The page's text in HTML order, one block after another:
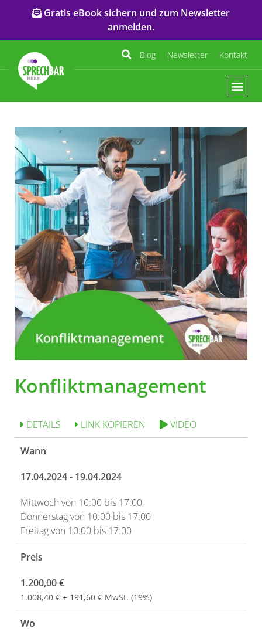
Gratis eBook sichern und zum Newsletter
anmelden.
Blog Newsletter Kontakt
Konfliktmanagement
DETAILS LINK KOPIEREN VIDEO
Wann
17.04.2024 - 19.04.2024
Mittwoch von 10:00 bis 17:00
Donnerstag von 10:00 bis 17:00
Freitag von 10:00 bis 17:00
Preis
1.200,00 €
1.008,40 € + 191,60 € MwSt. (19%)
Wo